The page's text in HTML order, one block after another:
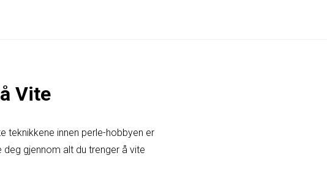
Vite
teknikkene innen perle-hobbyen er
gjennom alt du trenger å vite